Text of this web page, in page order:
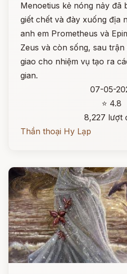
Menoetius kẻ nóng nảy đã
giết chết và đày xuống địa
anh em Prometheus và
Zeus và còn sống, sau
giao cho nhiệm vụ tạo ra
gian.
07-05-
⭐ 4.8
8,227 lượt
Thần thoại Hy Lạp